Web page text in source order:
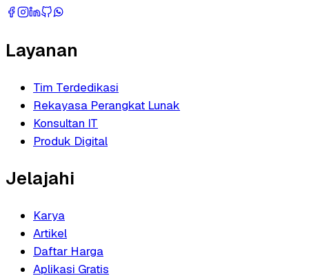
Layanan
Tim Terdedikasi
Rekayasa Perangkat Lunak
Konsultan IT
Produk Digital
Jelajahi
Karya
Artikel
Daftar Harga
Aplikasi Gratis